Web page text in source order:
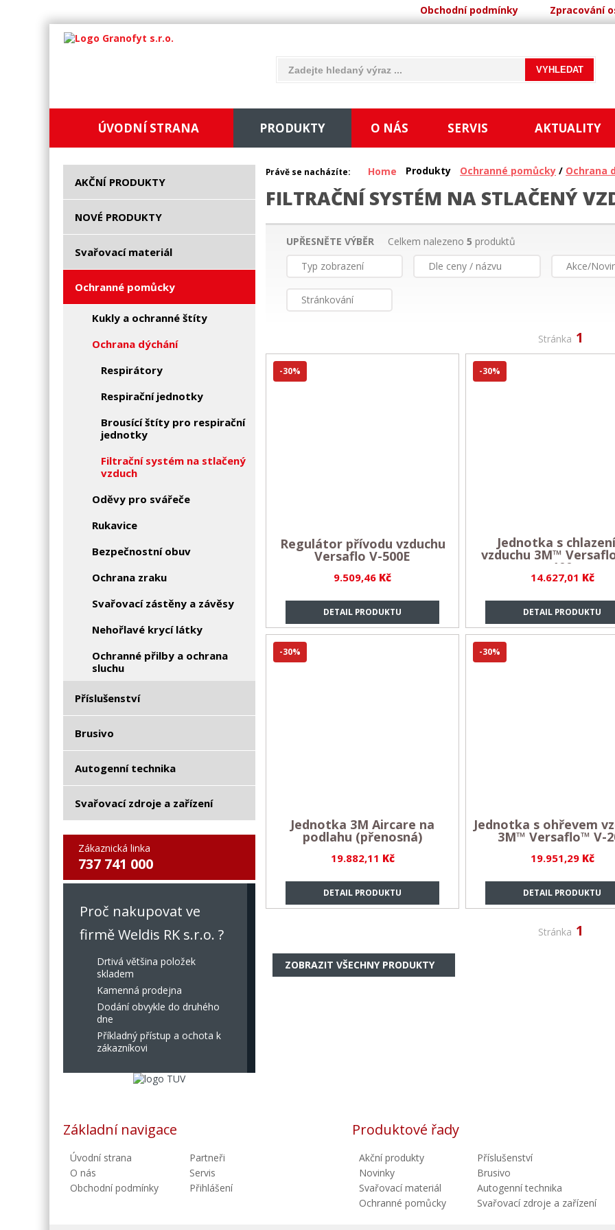
Obchodní podmínky Zpracování
ÚVODNÍ STRANA PRODUKTY O NÁS SERVIS AKTUALITY
AKČNÍ PRODUKTY
NOVÉ PRODUKTY
Svařovací materiál
Ochranné pomůcky
Kukly a ochranné štíty
Ochrana dýchání
Respirátory
Respirační jednotky
Brousící štíty pro respirační
jednotky
Filtrační systém na stlačený
vzduch
Oděvy pro svářeče
Rukavice
Bezpečnostní obuv
Ochrana zraku
Svařovací zástěny a závěsy
Nehořlavé krycí látky
Ochranné přilby a ochrana
sluchu
Příslušenství
Brusivo
Autogenní technika
Svařovací zdroje a zařízení
Zákaznická linka
737 741 000
Proč nakupovat ve
firmě Weldis RK s.r.o. ?
Drtivá většina položek
skladem
Kamenná prodejna
Dodání obvykle do druhého
dne
Příkladný přístup a ochota k
zákazníkovi
Právě se nacházíte: Home Produkty Ochranné pomůcky / Ochrana
FILTRAČNÍ SYSTÉM NA STLAČENÝ
UPŘESNĚTE VÝBĚR Celkem nalezeno 5 produktů
Typ zobrazení
Dle ceny / názvu Akce/
Stránkování
Stránka 1
9.509,46 Kč
DETAIL PRODUKTU
Regulátor přívodu vzduchu
Versaflo V-500E
-30%
14.627,01 Kč
DETAIL PRODUKTU
Jednotka s
vzduchu 3M™
100
-30%
19.882,11 Kč
DETAIL PRODUKTU
Jednotka 3M Aircare na
podlahu (přenosná)
-30%
19.951,29 Kč
DETAIL PRODUKTU
Jednotka s ohřevem
3M™ Versaflo™ V-
-30%
Stránka 1
ZOBRAZIT VŠECHNY PRODUKTY
Základní navigace
Úvodní strana
O nás
Obchodní podmínky
Partneři
Servis
Přihlášení
Produktové řady
Akční produkty
Novinky
Svařovací materiál
Ochranné pomůcky
Příslušenství
Brusivo
Autogenní technika
Svařovací zdroje a zařízení